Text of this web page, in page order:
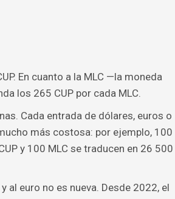
En cuanto a la MLC —la moneda
los 265 CUP por cada MLC.
Cada entrada de dólares, euros o
más costosa: por ejemplo, 100
y 100 MLC se traducen en 26 500
al euro no es nueva. Desde 2022, el